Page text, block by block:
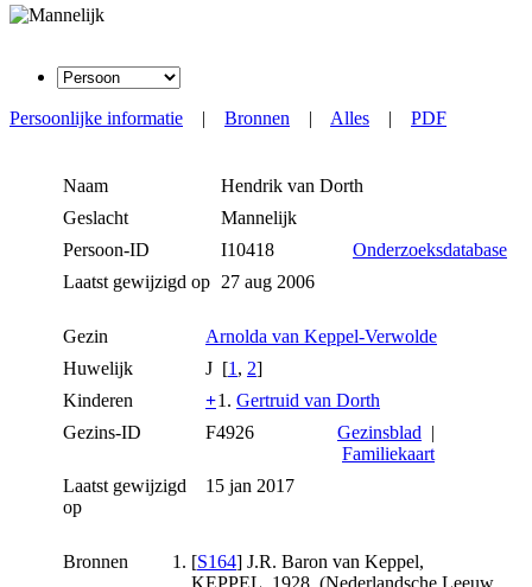
Persoonlijke informatie | Bronnen | Alles | PDF
Naam Hendrik van Dorth
Geslacht
Mannelijk
Persoon-ID
I10418
Onderzoeksdatabase
Laatst gewijzigd op 27 aug 2006
Gezin
Arnolda van Keppel-Verwolde
Huwelijk
J [1, 2]
Kinderen
+1. Gertruid van Dorth
Gezins-ID
F4926 Gezinsblad |
Familiekaart
Laatst gewijzigd
op
15 jan 2017
Bronnen [S164] J.R. Baron van Keppel,